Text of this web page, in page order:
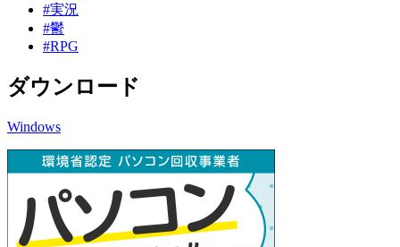
#実況
#鬱
#RPG
ダウンロード
Windows